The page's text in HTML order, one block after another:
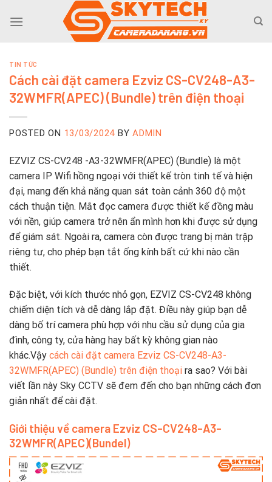
TIN TỨC
Cách cài đặt camera Ezviz CS-CV248-A3-
32WMFR(APEC) (Bundle) trên điện thoại
POSTED ON 13/03/2024 BY ADMIN
EZVIZ CS-CV248 -A3-32WMFR(APEC) (Bundle) là một
camera IP Wifi hồng ngoại với thiết kế tròn tinh tế và hiện
đại, mang đến khả năng quan sát toàn cảnh 360 độ một
cách thuận tiện. Mắt đọc camera được thiết kế đồng màu
với nền, giúp camera trở nên ẩn mình hơn khi được sử dụng
để giám sát. Ngoài ra, camera còn được trang bị màn trập
riêng tư, cho phép bạn tắt ống kính bất cứ khi nào cần
thiết.
Đặc biệt, với kích thước nhỏ gọn, EZVIZ CS-CV248 không
chiếm diện tích và dễ dàng lắp đặt. Điều này giúp bạn dễ
dàng bố trí camera phù hợp với nhu cầu sử dụng của gia
đình, công ty, cửa hàng hay bất kỳ không gian nào
khác.Vậy cách cài đặt camera Ezviz CS-CV248-A3-
32WMFR(APEC) (Bundle) trên điện thoại ra sao? Với bài
viết lần này Sky CCTV sẽ đem đến cho bạn những cách đơn
giản nhất để cài đặt.
Giới thiệu về camera Ezviz CS-CV248-A3-
32WMFR(APEC)(Bundel)